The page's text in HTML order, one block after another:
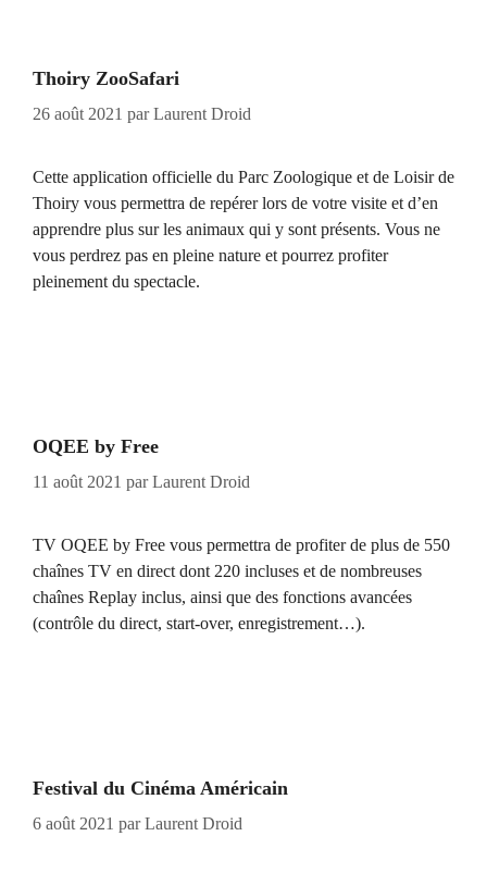
Thoiry ZooSafari
26 août 2021 parLaurent Droid
Cette application officielle du Parc Zoologique et de Loisir de
Thoiry vous permettra de repérer lors de votre visite et d’en
apprendre plus sur les animaux qui y sont présents. Vous ne
vous perdrez pas en pleine nature et pourrez profiter
pleinement du spectacle.
OQEE by Free
11 août 2021 parLaurent Droid
TV OQEE by Free vous permettra de profiter de plus de 550
chaînes TV en direct dont 220 incluses et de nombreuses
chaînes Replay inclus, ainsi que des fonctions avancées
(contrôle du direct, start-over, enregistrement…).
Festival du Cinéma Américain
6 août 2021 parLaurent Droid